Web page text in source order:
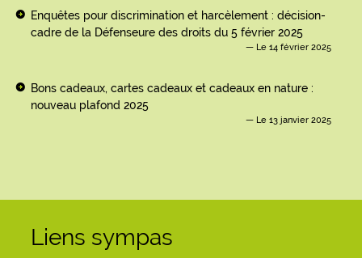
Enquêtes pour discrimination et harcèlement : décision-
cadre de la Défenseure des droits du 5 février 2025
Le 14 février 2025
Bons cadeaux, cartes cadeaux et cadeaux en nature :
nouveau plafond 2025
Le 13 janvier 2025
Liens sympas